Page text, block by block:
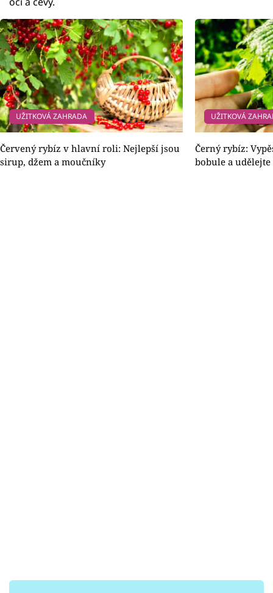
UŽITKOVÁ ZAHRADA
Červený rybíz v hlavní roli: Nejlepší jsou
sirup, džem a moučníky
UŽITKOVÁ
Černý rybíz:
bobule a